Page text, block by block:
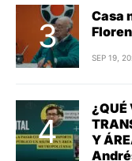
Casa
SEP 19,
¿QUÉ
Y